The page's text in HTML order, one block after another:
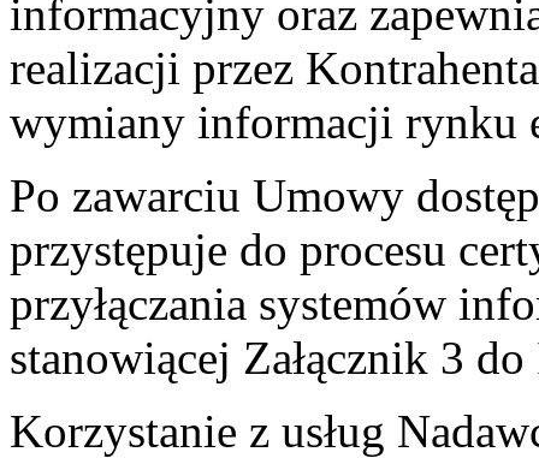
informacyjny oraz
realizacji przez
wymiany informacji rynku
Po zawarciu Umowy
przystępuje do procesu
przyłączania systemów
stanowiącej Załącznik 3
Korzystanie z usług